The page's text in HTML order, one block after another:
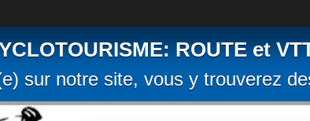
ROUTE et
sur notre site, vous y trouverez